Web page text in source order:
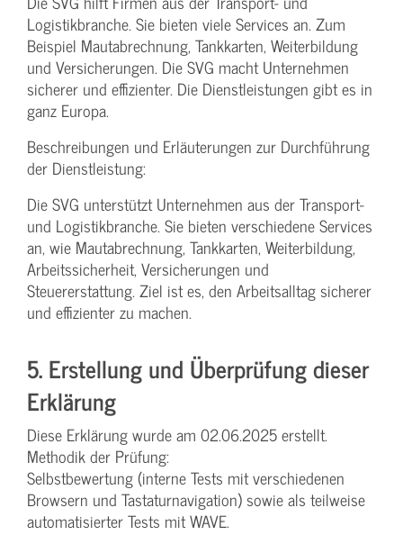
Logistikbranche. Sie bieten viele Services an. Zum
Beispiel Mautabrechnung, Tankkarten, Weiterbildung
und Versicherungen. Die SVG macht Unternehmen
sicherer und effizienter. Die Dienstleistungen gibt es in
ganz Europa.
Beschreibungen und Erläuterungen zur Durchführung
der Dienstleistung:
Die SVG unterstützt Unternehmen aus der Transport-
und Logistikbranche. Sie bieten verschiedene Services
an, wie Mautabrechnung, Tankkarten, Weiterbildung,
Arbeitssicherheit, Versicherungen und
Steuererstattung. Ziel ist es, den Arbeitsalltag sicherer
und effizienter zu machen.
5. Erstellung und Überprüfung dieser
Erklärung
Diese Erklärung wurde am 02.06.2025 erstellt.
Methodik der Prüfung:
Selbstbewertung (interne Tests mit verschiedenen
Browsern und Tastaturnavigation) sowie als teilweise
automatisierter Tests mit WAVE.